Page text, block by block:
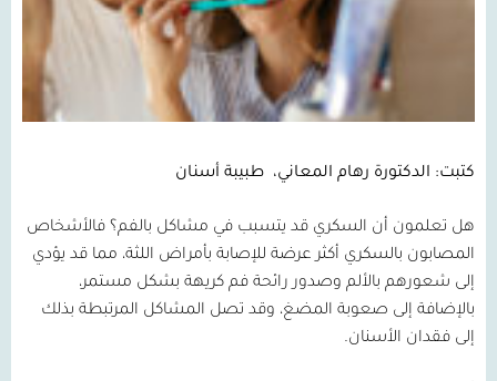
كتبت: الدكتورة رهام المعاني، طبيبة أسنان
هل تعلمون أن السكري قد يتسبب في مشاكل بالفم؟ فالأشخاص
المصابون بالسكري أكثر عرضة للإصابة بأمراض اللثة، مما قد يؤدي
إلى شعورهم بالألم وصدور رائحة فم كريهة بشكل مستمر،
بالإضافة إلى صعوبة المضغ، وقد تصل المشاكل المرتبطة بذلك
إلى فقدان الأسنان.